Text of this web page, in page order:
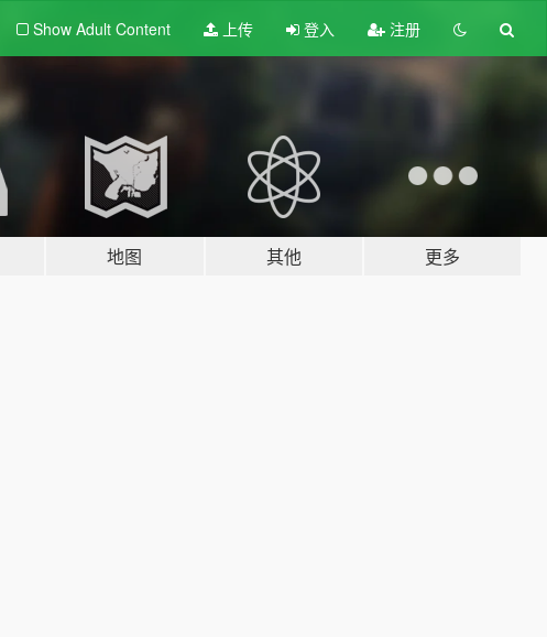
Show Adult Content 上传 登入 注册
地图 其他 更多